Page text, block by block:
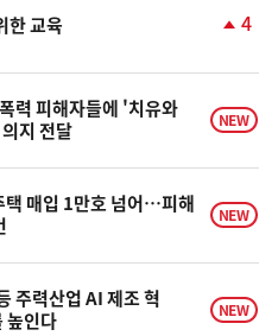
한 교육
상
승
4
력 피해자들에 '치유와
지 전달
NEW
택 매입 1만호 넘어…피해
NEW
주력산업 AI 제조 혁
인다
NEW